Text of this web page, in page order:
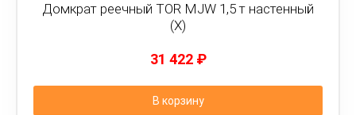
Домкрат реечный TOR MJW 1,5 т настенный
(X)
31 422 ₽
В корзину